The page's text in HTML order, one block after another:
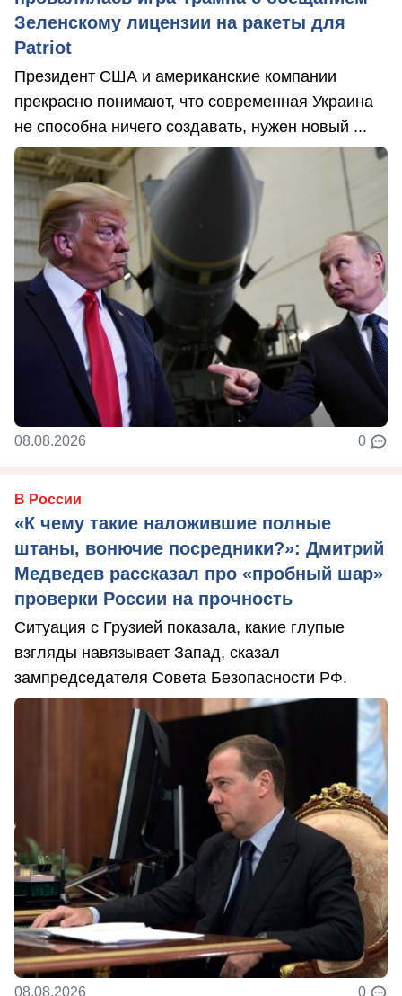
Зеленскому лицензии на ракеты для
Patriot
Президент США и американские компании
прекрасно понимают, что современная Украина
не способна ничего создавать, нужен новый ...
08.08.2026 0
В России
«К чему такие наложившие полные
штаны, вонючие посредники?»: Дмитрий
Медведев рассказал про «пробный шар»
проверки России на прочность
Ситуация с Грузией показала, какие глупые
взгляды навязывает Запад, сказал
зампредседателя Совета Безопасности РФ.
08.08.2026 0